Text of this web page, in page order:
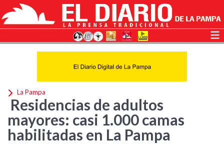
La Pampa
Residencias de adultos
mayores: casi 1.000 camas
habilitadas en La Pampa